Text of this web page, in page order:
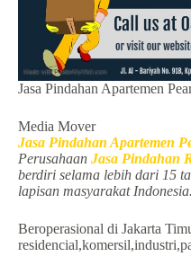
Jasa Pindahan Apartemen
Media Mover
Jasa Pindahan Apartemen
Perusahaan Jasa Pindahan
berdiri selama lebih dari 15
lapisan masyarakat Indonesia.
Beroperasional di Jakarta